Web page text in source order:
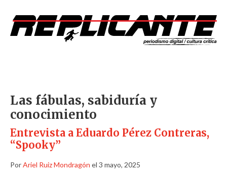
Las fábulas, sabiduría y
conocimiento
Entrevista a Eduardo Pérez Contreras,
“Spooky”
PorAriel Ruiz Mondragón el 3 mayo, 2025